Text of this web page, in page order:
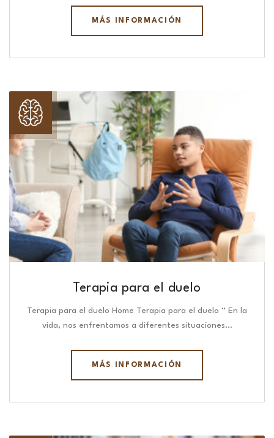
MÁS INFORMACIÓN
Terapia para el duelo
Terapia para el duelo Home Terapia para el duelo “ En la
vida, nos enfrentamos a diferentes situaciones…
MÁS INFORMACIÓN